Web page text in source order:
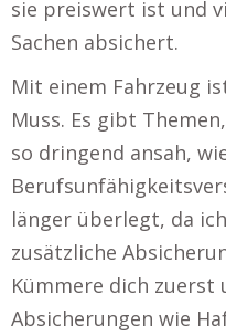
sie preiswert ist und
Sachen absichert.
Mit einem Fahrzeug
Muss. Es gibt
so dringend ansah,
länger überlegt, da
zusätzliche
Kümmere dich zuerst
Absicherungen wie